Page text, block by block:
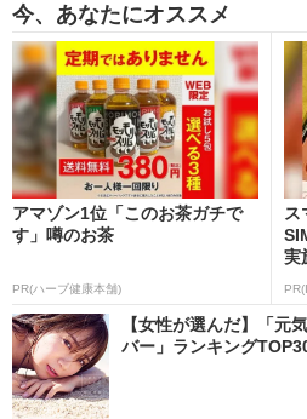
今、あなたにオススメ
アマゾン1位「このお茶ガチで
す」噂のお茶
PR(ハーブ健康本舗)
ス
実
【女性が選んだ】「元
バー」ランキング